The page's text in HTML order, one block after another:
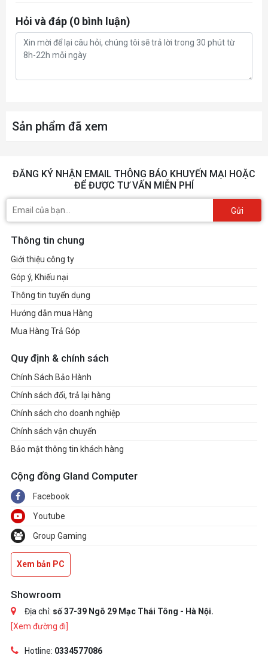
Hỏi và đáp (0 bình luận)
Sản phẩm đã xem
ĐĂNG KÝ NHẬN EMAIL THÔNG BÁO KHUYẾN MẠI HOẶC
ĐỂ ĐƯỢC TƯ VẤN MIỄN PHÍ
Gửi
Thông tin chung
Giới thiệu công ty
Góp ý, Khiếu nại
Thông tin tuyển dụng
Hướng dẫn mua Hàng
Mua Hàng Trả Góp
Quy định & chính sách
Chính Sách Bảo Hành
Chính sách đổi, trả lại hàng
Chính sách cho doanh nghiệp
Chính sách vận chuyển
Bảo mật thông tin khách hàng
Cộng đồng Gland Computer
Facebook
Youtube
Group Gaming
Xem bản PC
Showroom
Địa chỉ: số 37-39 Ngõ 29 Mạc Thái Tông - Hà Nội.
[Xem đường đi]
Hotline: 0334577086